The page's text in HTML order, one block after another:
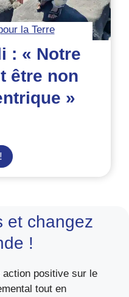
la Terre
: « Notre
être non
»
Thomas
Egli
posture
être
anthropocentrique »
et changez
!
action positive sur le
tout en